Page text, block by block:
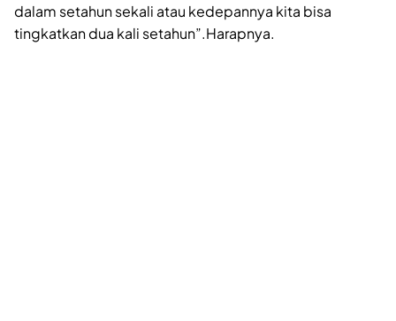
dalam setahun sekali atau kedepannya kita bisa
tingkatkan dua kali setahun”.Harapnya.